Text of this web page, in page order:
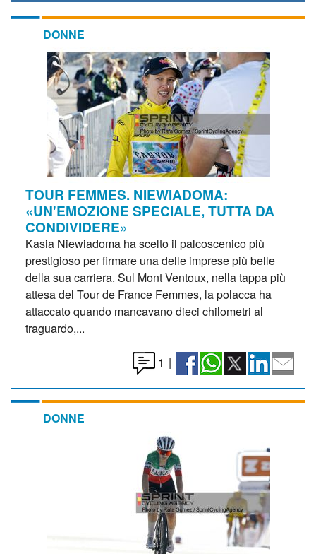
DONNE
TOUR FEMMES. NIEWIADOMA:
«UN'EMOZIONE SPECIALE, TUTTA DA
CONDIVIDERE»
Kasia Niewiadoma ha scelto il palcoscenico più
prestigioso per firmare una delle imprese più belle
della sua carriera. Sul Mont Ventoux, nella tappa più
attesa del Tour de France Femmes, la polacca ha
attaccato quando mancavano dieci chilometri al
traguardo,...
1 |
DONNE